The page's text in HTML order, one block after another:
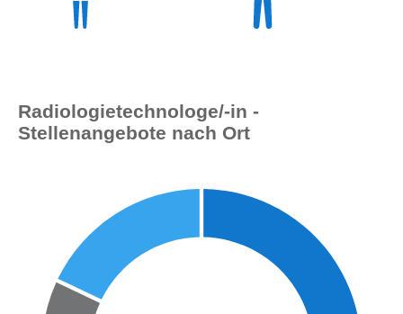
Radiologietechnologe/-in -
Stellenangebote nach Ort